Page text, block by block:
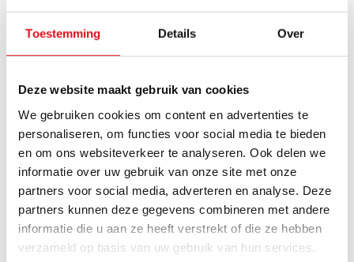
Toestemming Details Over
Deze website maakt gebruik van cookies
We gebruiken cookies om content en advertenties te
personaliseren, om functies voor social media te bieden
en om ons websiteverkeer te analyseren. Ook delen we
informatie over uw gebruik van onze site met onze
partners voor social media, adverteren en analyse. Deze
partners kunnen deze gegevens combineren met andere
informatie die u aan ze heeft verstrekt of die ze hebben
verzameld op basis van uw gebruik van hun services.
RÉDUCTION -34% RÉDUCTION -26%